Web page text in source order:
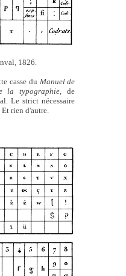
1826.
casse du Manuel de
la typographie, de
Le strict nécessaire
rien d'autre.